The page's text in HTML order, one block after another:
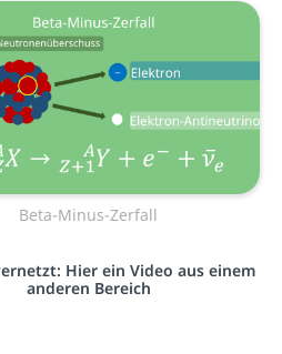
Beta-Minus-Zerfall
Hier ein Video aus einem
anderen Bereich